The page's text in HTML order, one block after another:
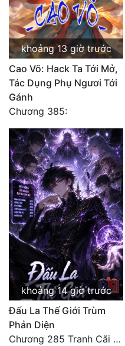
Võ Hiệp
Võng Du
Xuyên Không
Xuyên Nhanh
Xuyên Sách
Điền Văn
Đô Thị
Đông Phương
Đông Phương Huyền Huyễn
Đồng Nhân
Cẩu Đạo Trường Sinh
Ngự Thú
Truyện Nam
khoảng 13 giờ trước
Cao Võ: Hack Ta Tới Mở,
Tác Dụng Phụ Ngươi Tới
Gánh
Chương 385:
khoảng 14 giờ trước
Đấu La Thế Giới Trùm
Phản Diện
Chương 285 Tranh Cãi Giữa Sư Đồ